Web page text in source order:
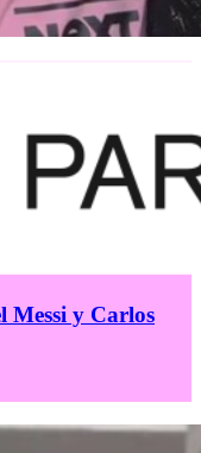
Messi y Carlos